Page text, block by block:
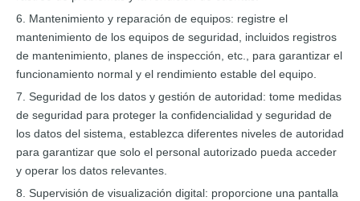
6. Mantenimiento y reparación de equipos: registre el
mantenimiento de los equipos de seguridad, incluidos registros
de mantenimiento, planes de inspección, etc., para garantizar el
funcionamiento normal y el rendimiento estable del equipo.
7. Seguridad de los datos y gestión de autoridad: tome medidas
de seguridad para proteger la confidencialidad y seguridad de
los datos del sistema, establezca diferentes niveles de autoridad
para garantizar que solo el personal autorizado pueda acceder
y operar los datos relevantes.
8. Supervisión de visualización digital: proporcione una pantalla